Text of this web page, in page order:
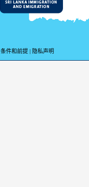
条件和前提 | 隐私声明